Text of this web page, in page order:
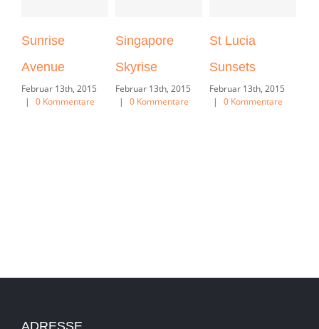
Sunrise
Avenue
Februar 13th, 2015
|
0 Kommentare
Singapore
Skyrise
Februar 13th, 2015
|
0 Kommentare
St Lucia
Sunsets
Februar 13th, 2015
|
0 Kommentare
ADRESSE